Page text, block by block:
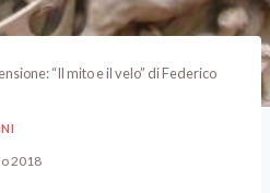
“Il mito e il velo” di Federico
2018